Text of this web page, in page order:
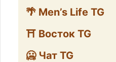
🌴 Men’s Life TG
⛩️ Восток TG
🥶 Чат TG